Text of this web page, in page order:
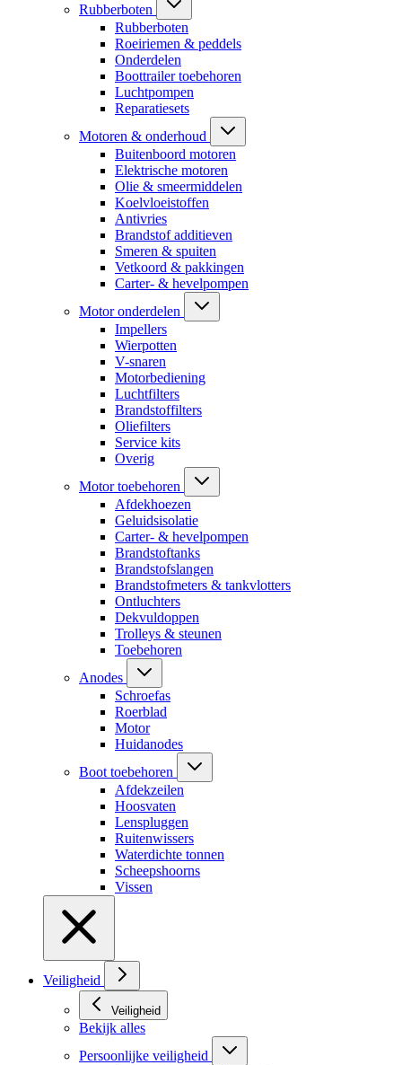
Rubberboten
Rubberboten
Roeiriemen & peddels
Onderdelen
Boottrailer toebehoren
Luchtpompen
Reparatiesets
Motoren & onderhoud
Buitenboord motoren
Elektrische motoren
Olie & smeermiddelen
Koelvloeistoffen
Antivries
Brandstof additieven
Smeren & spuiten
Vetkoord & pakkingen
Carter- & hevelpompen
Motor onderdelen
Impellers
Wierpotten
V-snaren
Motorbediening
Luchtfilters
Brandstoffilters
Oliefilters
Service kits
Overig
Motor toebehoren
Afdekhoezen
Geluidsisolatie
Carter- & hevelpompen
Brandstoftanks
Brandstofslangen
Brandstofmeters & tankvlotters
Ontluchters
Dekvuldoppen
Trolleys & steunen
Toebehoren
Anodes
Schroefas
Roerblad
Motor
Huidanodes
Boot toebehoren
Afdekzeilen
Hoosvaten
Lenspluggen
Ruitenwissers
Waterdichte tonnen
Scheepshoorns
Vissen
Veiligheid
Veiligheid
Bekijk alles
Persoonlijke veiligheid